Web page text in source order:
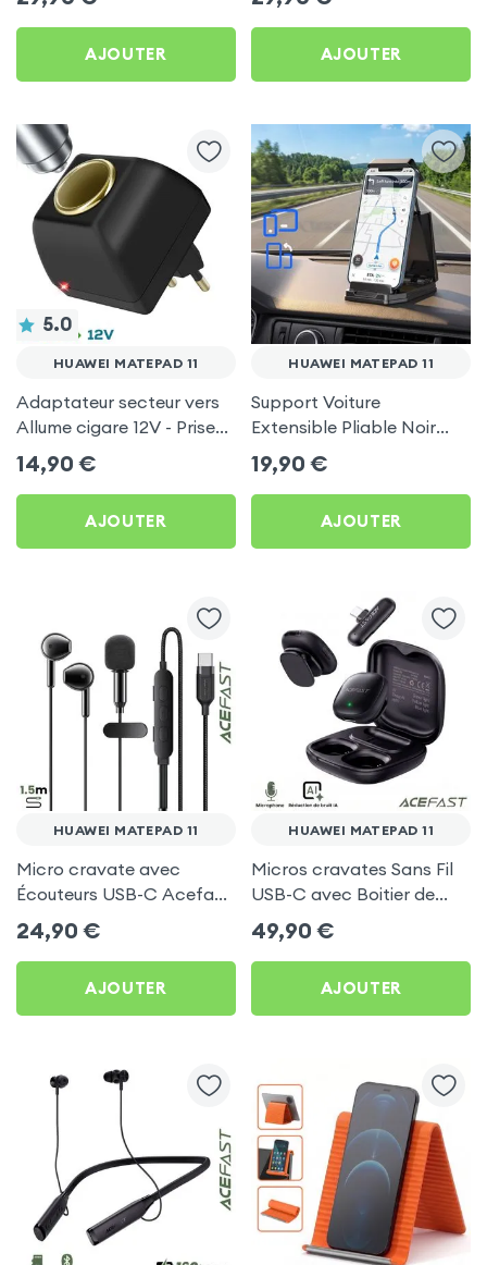
AJOUTER AJOUTER
5.0
HUAWEI MATEPAD 11
Adaptateur secteur vers
Allume cigare 12V - Prise
220V Noir
14,90 €
AJOUTER
HUAWEI MATEPAD 11
Support Voiture
Extensible Pliable Noir
Carbone pour Huawei
MatePad 11
19,90 €
AJOUTER
HUAWEI MATEPAD 11
Micro cravate avec
Écouteurs USB-C Acefast
Noir pour Huawei
MatePad 11
24,90 €
AJOUTER
HUAWEI MATEPAD 11
Micros cravates Sans Fil
USB-C avec Boitier de
charge, Acefast pour
Huawei MatePad 11
49,90 €
AJOUTER